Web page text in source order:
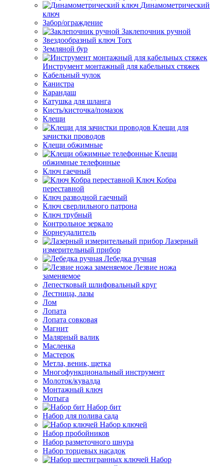
Динамометрический
ключ
Забор/ограждение
Заклепочник ручной
Звездообразный ключ Torx
Земляной бур
Инструмент монтажный для кабельных стяжек
Кабельный чулок
Канистра
Карандаш
Катушка для шланга
Кисть/кисточка/помазок
Клещи
Клещи для
зачистки проводов
Клещи обжимные
Клещи
обжимные телефонные
Ключ гаечный
Ключ Кобра
переставной
Ключ разводной гаечный
Ключ сверлильного патрона
Ключ трубный
Контрольное зеркало
Корнеудалитель
Лазерный
измерительный прибор
Лебедка ручная
Лезвие ножа
заменяемое
Лепестковый шлифовальный круг
Лестница, лазы
Лом
Лопата
Лопата совковая
Магнит
Малярный валик
Масленка
Мастерок
Метла, веник, щетка
Многофункциональный инструмент
Молоток/кувалда
Монтажный ключ
Мотыга
Набор бит
Набор для полива сада
Набор ключей
Набор пробойников
Набор разметочного шнура
Набор торцевых насадок
Набор